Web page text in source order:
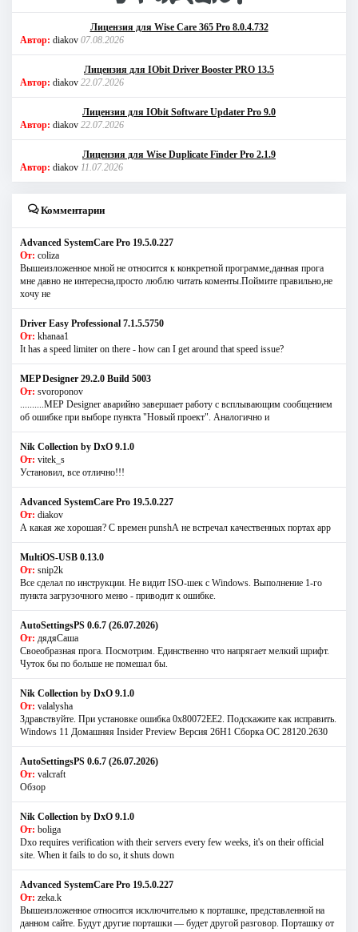
Лицензия для Wise Care 365 Pro 8.0.4.732
Автор: diakov 07.08.2026
Лицензия для IObit Driver Booster PRO 13.5
Автор: diakov 22.07.2026
Лицензия для IObit Software Updater Pro 9.0
Автор: diakov 22.07.2026
Лицензия для Wise Duplicate Finder Pro 2.1.9
Автор: diakov 11.07.2026
Комментарии
Advanced SystemCare Pro 19.5.0.227
От: coliza
Вышеизложенное мной не относится к конкретной программе,данная прога
мне давно не интересна,просто люблю читать коменты.Поймите правильно,не
хочу не
Driver Easy Professional 7.1.5.5750
От: khanaa1
It has a speed limiter on there - how can I get around that speed issue?
MEP Designer 29.2.0 Build 5003
От: svoroponov
..........MEP Designer аварийно завершает работу с всплывающим сообщением
об ошибке при выборе пункта "Новый проект". Аналогично и
Nik Collection by DxO 9.1.0
От: vitek_s
Установил, все отлично!!!
Advanced SystemCare Pro 19.5.0.227
От: diakov
А какая же хорошая? С времен punshА не встречал качественных портах app
MultiOS-USB 0.13.0
От: snip2k
Все сделал по инструкции. Не видит ISO-шек с Windows. Выполнение 1-го
пункта загрузочного меню - приводит к ошибке.
AutoSettingsPS 0.6.7 (26.07.2026)
От: дядяСаша
Своеобразная прога. Посмотрим. Единственно что напрягает мелкий шрифт.
Чуток бы по больше не помешал бы.
Nik Collection by DxO 9.1.0
От: valalysha
Здравствуйте. При установке ошибка 0х80072EE2. Подскажите как исправить.
Windows 11 Домашняя Insider Preview Версия 26H1 Сборка ОС 28120.2630
AutoSettingsPS 0.6.7 (26.07.2026)
От: valcraft
Обзор
Nik Collection by DxO 9.1.0
От: boliga
Dxo requires verification with their servers every few weeks, it's on their official
site. When it fails to do so, it shuts down
Advanced SystemCare Pro 19.5.0.227
От: zeka.k
Вышеизложенное относится исключительно к порташке, представленной на
данном сайте. Будут другие порташки — будет другой разговор. Порташку от